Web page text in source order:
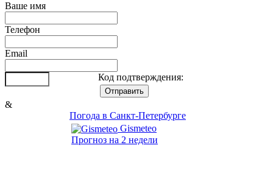
Ваше имя
Телефон
Email
Код подтверждения:
&
Погода в Санкт-Петербурге
Gismeteo
Прогноз на 2 недели